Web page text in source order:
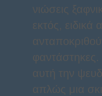
νιώσεις
εκτός, ειδικά
φαντάστηκες.
αυτή την
απλώς μια